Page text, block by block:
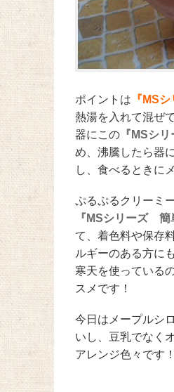
ポイントは 『MS
熱湯を入れて混ぜ
器にこの 『MSシ
め、沸騰したら器
し、食べるときに
ぷるぷるクリーミ
『MSシリーズ 簡
て、着色料や保存
ルギーのある方に
寒天を使っている
スメです！
今日はメープルシ
いし、豆乳でなく
アレンジ色々です